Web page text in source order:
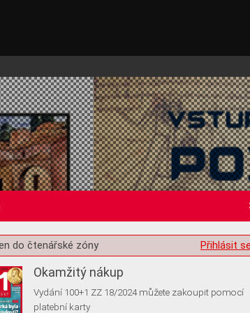
ukládáním volitelných informací Přihlásit
do čtenářské zóny
Okamžitý nákup
Vydání 100+1 ZZ 18/2024 můžete zakoupit pomocí
platební karty